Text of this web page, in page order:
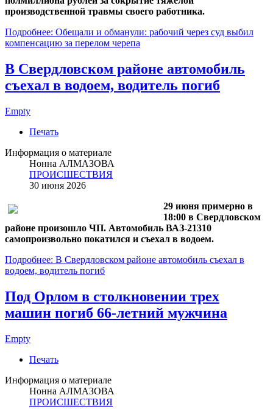
производственной травмы своего работника.
Подробнее: Обещали и обманули: рабочий через суд выбил
компенсацию за перелом черепа
В Свердловском районе автомобиль
съехал в водоем, водитель погиб
Empty
Печать
Информация о материале
Нонна АЛМАЗОВА
ПРОИСШЕСТВИЯ
30 июня 2026
29 июня примерно в
18:00 в Свердловском
районе произошло ЧП. Автомобиль ВАЗ‑21310
самопроизвольно покатился и съехал в водоем.
Подробнее: В Свердловском районе автомобиль съехал в
водоем, водитель погиб
Под Орлом в столкновении трех
машин погиб 66‑летний мужчина
Empty
Печать
Информация о материале
Нонна АЛМАЗОВА
ПРОИСШЕСТВИЯ